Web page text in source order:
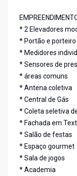
* 2 Elevadores
* Portão e
* Medidores
* Sensores de
* áreas comuns
* Antena coletiva
* Central de Gás
* Coleta seletiva
* Fachada em
* Salão de festas
* Espaço gourmet
* Sala de jogos
* Academia